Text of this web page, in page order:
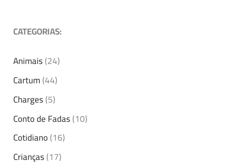
CATEGORIAS:
Animais(24)
Cartum(44)
Charges(5)
Conto de Fadas(10)
Cotidiano(16)
Crianças(17)